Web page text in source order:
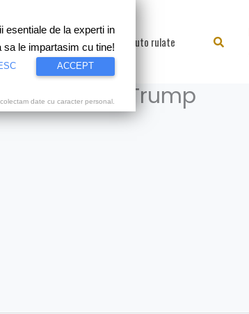
speciale Video Auto rulate Search
BEV PHEV Trump
esentiale de la experti in
sa le impartasim cu tine!
ACCEPT
date cu caracter personal.